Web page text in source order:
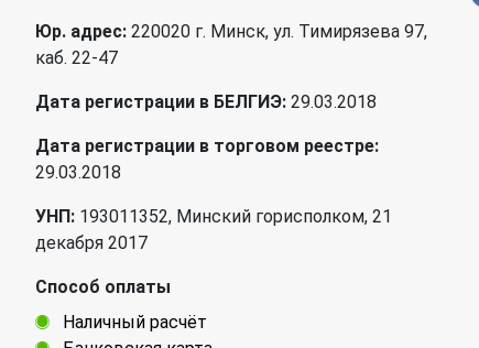
Юр. адрес: 220020 г. Минск, ул. Тимирязева 97,
каб. 22-47
Дата регистрации в БЕЛГИЭ: 29.03.2018
Дата регистрации в торговом реестре:
29.03.2018
УНП: 193011352, Минский горисполком, 21
декабря 2017
Способ оплаты
Наличный расчёт